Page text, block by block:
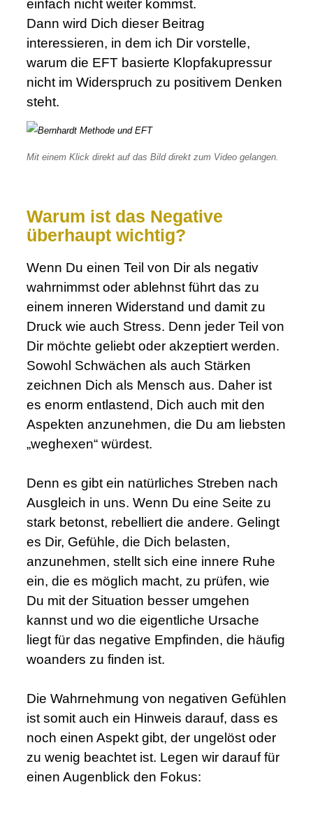
einfach nicht weiter kommst.
Dann wird Dich dieser Beitrag
interessieren, in dem ich Dir vorstelle,
warum die EFT basierte Klopfakupressur
nicht im Widerspruch zu positivem Denken
steht.
Mit einem Klick direkt auf das Bild direkt zum Video gelangen.
Warum ist das Negative
überhaupt wichtig?
Wenn Du einen Teil von Dir als negativ
wahrnimmst oder ablehnst führt das zu
einem inneren Widerstand und damit zu
Druck wie auch Stress. Denn jeder Teil von
Dir möchte geliebt oder akzeptiert werden.
Sowohl Schwächen als auch Stärken
zeichnen Dich als Mensch aus. Daher ist
es enorm entlastend, Dich auch mit den
Aspekten anzunehmen, die Du am liebsten
„weghexen“ würdest.
Denn es gibt ein natürliches Streben nach
Ausgleich in uns. Wenn Du eine Seite zu
stark betonst, rebelliert die andere. Gelingt
es Dir, Gefühle, die Dich belasten,
anzunehmen, stellt sich eine innere Ruhe
ein, die es möglich macht, zu prüfen, wie
Du mit der Situation besser umgehen
kannst und wo die eigentliche Ursache
liegt für das negative Empfinden, die häufig
woanders zu finden ist.
Die Wahrnehmung von negativen Gefühlen
ist somit auch ein Hinweis darauf, dass es
noch einen Aspekt gibt, der ungelöst oder
zu wenig beachtet ist. Legen wir darauf für
einen Augenblick den Fokus: